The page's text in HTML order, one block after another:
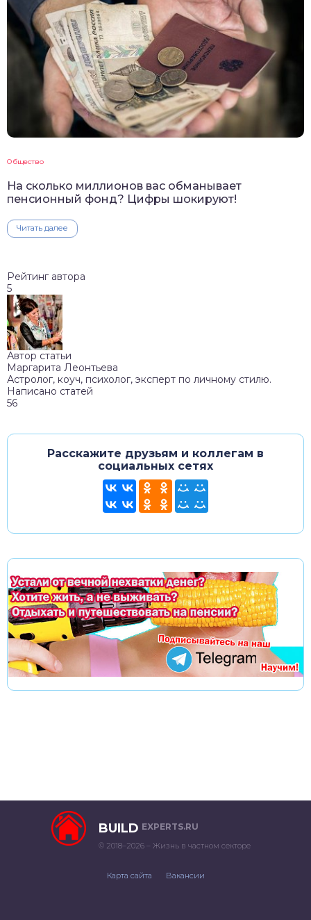
Общество
На сколько миллионов вас обманывает
пенсионный фонд? Цифры шокируют!
Читать далее
Рейтинг автора
5
Автор статьи
Маргарита Леонтьева
Астролог, коуч, психолог, эксперт по личному стилю.
Написано статей
56
Расскажите друзьям и коллегам в
социальных сетях
BUILD EXPERTS.RU
© 2018–2026 – Жизнь в частном секторе
Карта сайта Вакансии